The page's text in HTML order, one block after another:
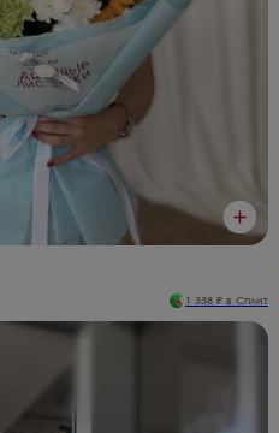
1 338 ₽ в Сплит